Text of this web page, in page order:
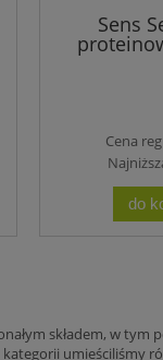
Sens
Cena
do
składem, w
umieściliśmy